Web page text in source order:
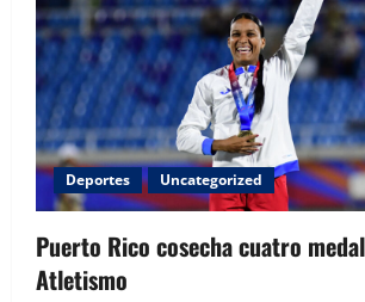
Deportes Uncategorized
Puerto Rico cosecha cuatro
Atletismo